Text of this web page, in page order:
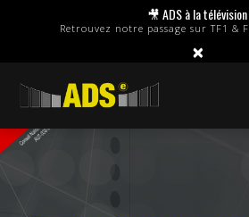
🎥 ADS à la
Retrouvez notre passage sur TF1 &
×
Panneau de gestion des cookies